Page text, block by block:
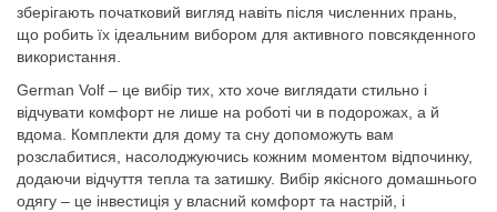
зберігають початковий вигляд навіть після численних прань,
що робить їх ідеальним вибором для активного повсякденного
використання.
German Volf – це вибір тих, хто хоче виглядати стильно і
відчувати комфорт не лише на роботі чи в подорожах, а й
вдома. Комплекти для дому та сну допоможуть вам
розслабитися, насолоджуючись кожним моментом відпочинку,
додаючи відчуття тепла та затишку. Вибір якісного домашнього
одягу – це інвестиція у власний комфорт та настрій, і